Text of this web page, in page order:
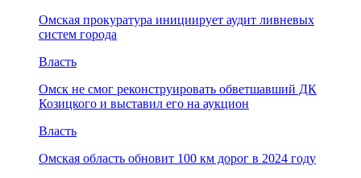
Омская прокуратура инициирует аудит ливневых
систем города
Власть
Омск не смог реконструировать обветшавший ДК
Козицкого и выставил его на аукцион
Власть
Омская область обновит 100 км дорог в 2024 году